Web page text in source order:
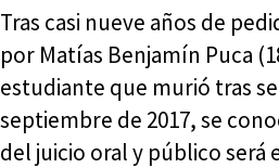
Tras casi nueve años de
por Matías Benjamín Puca
estudiante que murió tras
septiembre de 2017, se
del juicio oral y público será